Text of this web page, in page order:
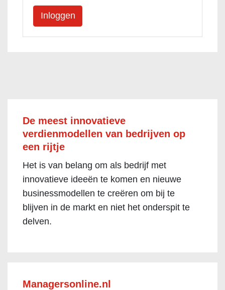
De meest innovatieve
verdienmodellen van bedrijven op
een rijtje
Het is van belang om als bedrijf met
innovatieve ideeën te komen en nieuwe
businessmodellen te creëren om bij te
blijven in de markt en niet het onderspit te
delven.
Managersonline.nl